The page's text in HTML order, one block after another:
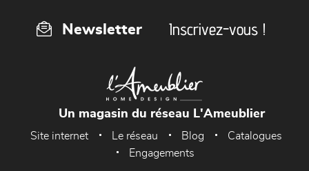
Newsletter Inscrivez-vous !
Un magasin du réseau L'Ameublier
Site internet Le réseau Blog
Catalogues
Engagements